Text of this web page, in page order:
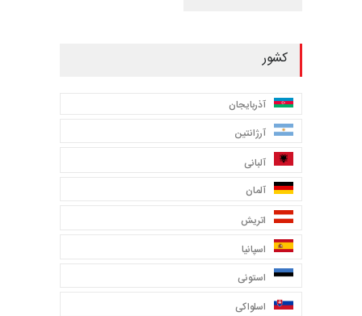
کشور
آذربایجان
آرژانتین
آلبانی
آلمان
اتریش
اسپانیا
استونی
اسلواکی